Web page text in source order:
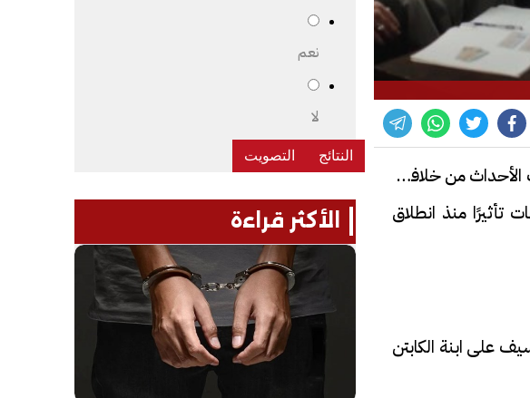
الأحداث من خلافات
تأثيرًا منذ انطلاق
على ابنة الكابتن
نعم
لا
الأكثر قراءة